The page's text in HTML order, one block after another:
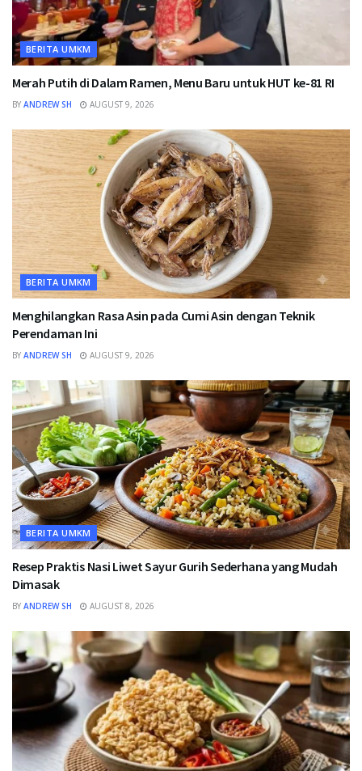
BERITA UMKM
Merah Putih di Dalam Ramen, Menu Baru untuk HUT ke-81 RI
BY ANDREW SH AUGUST 9, 2026
BERITA UMKM
Menghilangkan Rasa Asin pada Cumi Asin dengan Teknik
Perendaman Ini
BY ANDREW SH AUGUST 9, 2026
BERITA UMKM
Resep Praktis Nasi Liwet Sayur Gurih Sederhana yang Mudah
Dimasak
BY ANDREW SH AUGUST 8, 2026